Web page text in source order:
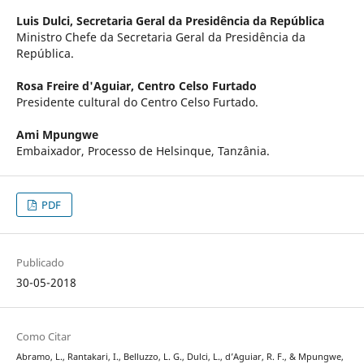
Luis Dulci, Secretaria Geral da Presidência da República
Ministro Chefe da Secretaria Geral da Presidência da
República.
Rosa Freire d'Aguiar, Centro Celso Furtado
Presidente cultural do Centro Celso Furtado.
Ami Mpungwe
Embaixador, Processo de Helsinque, Tanzânia.
PDF
Publicado
30-05-2018
Como Citar
Abramo, L., Rantakari, I., Belluzzo, L. G., Dulci, L., d’Aguiar, R. F., & Mpungwe,